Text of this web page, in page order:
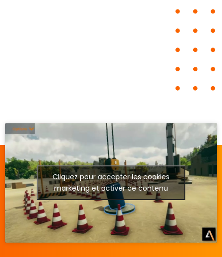
Cliquez pour accepter les cookies
marketing et activer ce contenu